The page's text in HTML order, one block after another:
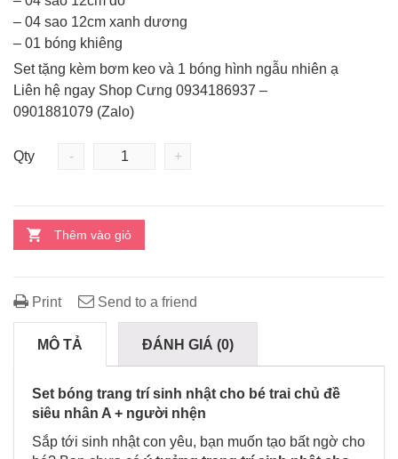
– 04 sao 12cm xanh dương
– 01 bóng khiêng
Set tặng kèm bơm keo và 1 bóng hình ngẫu nhiên ạ
Liên hệ ngay Shop Cưng 0934186937 –
0901881079 (Zalo)
Qty - +
Thêm vào giỏ
Print Send to a friend
MÔ TẢ ĐÁNH GIÁ (0)
BÌNH LUẬN
Set bóng trang trí sinh nhật cho bé trai chủ đề
siêu nhân A + người nhện
Sắp tới sinh nhật con yêu, bạn muốn tạo bất ngờ cho